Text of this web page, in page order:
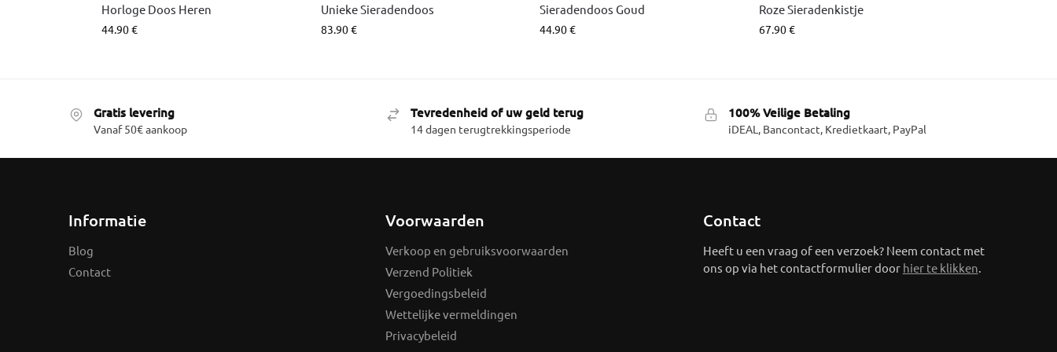
Horloge Doos Heren
44.90€
Unieke Sieradendoos
83.90€
Sieradendoos Goud
44.90€
Roze Sieradenkistje
67.90€
Gratis levering
Vanaf 50€ aankoop
Tevredenheid of uw geld terug
14 dagen terugtrekkingsperiode
100% Veilige Betaling
iDEAL, Bancontact, Kredietkaart, PayPal
Informatie
Blog
Contact
Voorwaarden
Verkoop en gebruiksvoorwaarden
Verzend Politiek
Vergoedingsbeleid
Wettelijke vermeldingen
Privacybeleid
Contact
Heeft u een vraag of een verzoek? Neem contact met
ons op via het contactformulier door hier te klikken